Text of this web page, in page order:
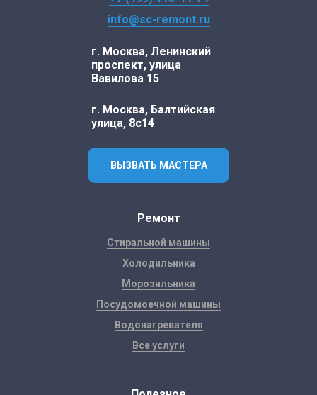
info@sc-remont.ru
г. Москва, Ленинский
проспект, улица
Вавилова 15
г. Москва, Балтийская
улица, 8с14
ВЫЗВАТЬ МАСТЕРА
Ремонт
Стиральной машины
Холодильника
Морозильника
Посудомоечной машины
Водонагревателя
Все услуги